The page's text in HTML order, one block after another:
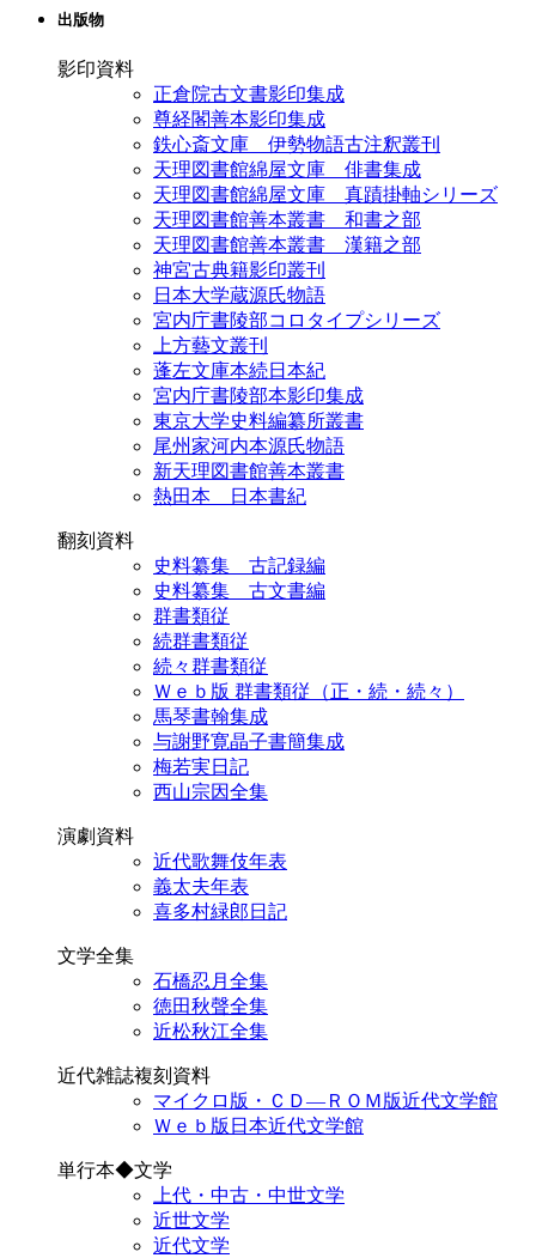
出版物
影印資料
正倉院古文書影印集成
尊経閣善本影印集成
鉄心斎文庫 伊勢物語古注釈叢刊
天理図書館綿屋文庫 俳書集成
天理図書館綿屋文庫 真蹟掛軸シリーズ
天理図書館善本叢書 和書之部
天理図書館善本叢書 漢籍之部
神宮古典籍影印叢刊
日本大学蔵源氏物語
宮内庁書陵部コロタイプシリーズ
上方藝文叢刊
蓬左文庫本続日本紀
宮内庁書陵部本影印集成
東京大学史料編纂所叢書
尾州家河内本源氏物語
新天理図書館善本叢書
熱田本 日本書紀
翻刻資料
史料纂集 古記録編
史料纂集 古文書編
群書類従
続群書類従
続々群書類従
Ｗｅｂ版 群書類従（正・続・続々）
馬琴書翰集成
与謝野寛晶子書簡集成
梅若実日記
西山宗因全集
演劇資料
近代歌舞伎年表
義太夫年表
喜多村緑郎日記
文学全集
石橋忍月全集
徳田秋聲全集
近松秋江全集
近代雑誌複刻資料
マイクロ版・ＣＤ―ＲＯＭ版近代文学館
Ｗｅｂ版日本近代文学館
単行本◆文学
上代・中古・中世文学
近世文学
近代文学